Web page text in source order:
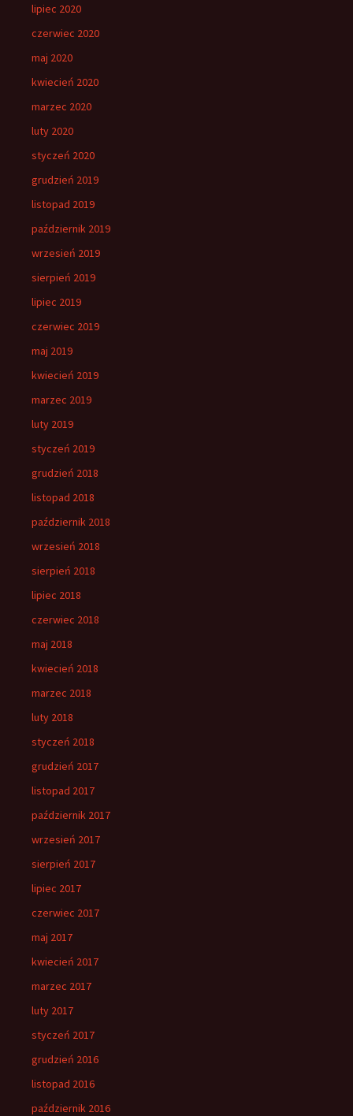
lipiec 2020
czerwiec 2020
maj 2020
kwiecień 2020
marzec 2020
luty 2020
styczeń 2020
grudzień 2019
listopad 2019
październik 2019
wrzesień 2019
sierpień 2019
lipiec 2019
czerwiec 2019
maj 2019
kwiecień 2019
marzec 2019
luty 2019
styczeń 2019
grudzień 2018
listopad 2018
październik 2018
wrzesień 2018
sierpień 2018
lipiec 2018
czerwiec 2018
maj 2018
kwiecień 2018
marzec 2018
luty 2018
styczeń 2018
grudzień 2017
listopad 2017
październik 2017
wrzesień 2017
sierpień 2017
lipiec 2017
czerwiec 2017
maj 2017
kwiecień 2017
marzec 2017
luty 2017
styczeń 2017
grudzień 2016
listopad 2016
październik 2016